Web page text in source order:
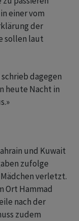
einer vom
der
sollen laut
dagegen
heute Nacht in
und Kuwait
zufolge
verletzt.
Ort Hammad
nach der
zudem